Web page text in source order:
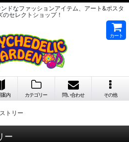
ドなファッションアイテム、アート&ポスタ
のセレクトショップ！
カート
案内 カテゴリー 問い合わせ その他
トリー
ー